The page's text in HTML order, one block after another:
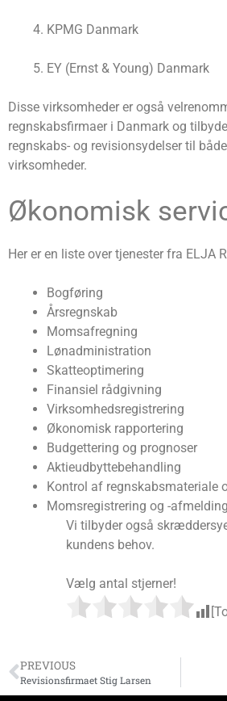
KPMG Danmark
EY (Ernst & Young) Danmark
Disse virksomheder er også
regnskabsfirmaer i Danmark og
regnskabs- og revisionsydelser til
virksomheder.
Økonomisk
Her er en liste over tjenester fra ELJA
Bogføring
Årsregnskab
Momsafregning
Lønadministration
Skatteoptimering
Finansiel rådgivning
Virksomhedsregistrering
Økonomisk rapportering
Budgettering og prognoser
Aktieudbyttebehandling
Kontrol af regnskabsmateriale
Momsregistrering og -afmelding
Vi tilbyder også
kundens behov.
Vælg antal stjerner!
PREVIOUS
Revisionsfirmaet Stig Larsen